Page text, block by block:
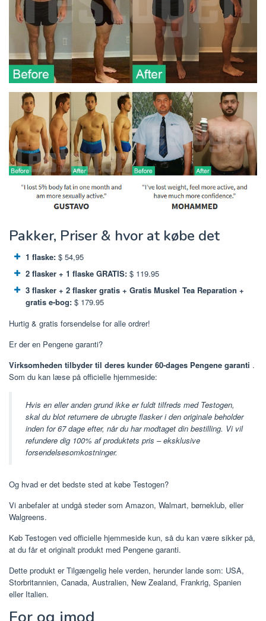
Pakker, Priser & hvor at købe det
1 flaske: $ 54,95
2 flasker + 1 flaske GRATIS: $ 119.95
3 flasker + 2 flasker gratis + Gratis Muskel Tea Reparation +
gratis e-bog: $ 179.95
Hurtig & gratis forsendelse for alle ordrer!
Er der en Pengene garanti?
Virksomheden tilbyder til deres kunder 60-dages Pengene garanti .
Som du kan læse på officielle hjemmeside:
Hvis en eller anden grund ikke er fuldt tilfreds med Testogen,
skal du blot returnere de ubrugte flasker i den originale beholder
inden for 67 dage efter, når du har modtaget din bestilling. Vi vil
refundere dig 100% af produktets pris – eksklusive
forsendelsesomkostninger.
Og hvad er det bedste sted at købe Testogen?
Vi anbefaler at undgå steder som Amazon, Walmart, børneklub, eller
Walgreens.
Køb Testogen ved officielle hjemmeside kun, så du kan være sikker på,
at du får et originalt produkt med Pengene garanti.
Dette produkt er Tilgængelig hele verden, herunder lande som: USA,
Storbritannien, Canada, Australien, New Zealand, Frankrig, Spanien
eller Italien.